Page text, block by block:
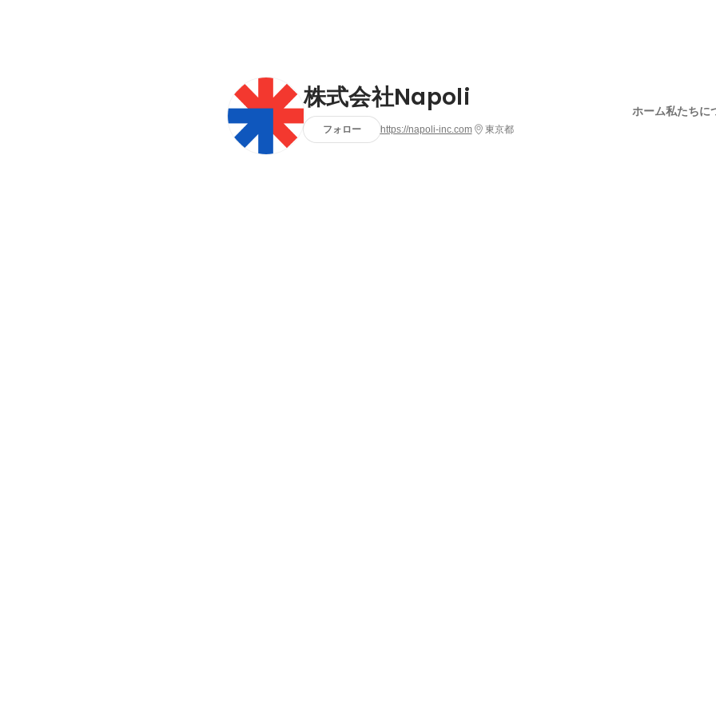
株式会社Napoli
フォロー https://napoli-inc.com 東京都
ホーム私たちに